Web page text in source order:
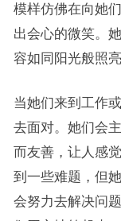
模样仿佛在向她
出会心的微笑。
容如同阳光般照
当她们来到工作
去面对。她们会
而友善，让人感
到一些难题，但
会努力去解决问